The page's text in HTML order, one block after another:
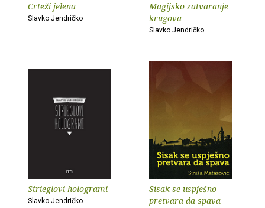
Crteži jelena
Slavko Jendričko
Magijsko zatvaranje
krugova
Slavko Jendričko
Strieglovi hologrami
Slavko Jendričko
Sisak se uspješno
pretvara da spava